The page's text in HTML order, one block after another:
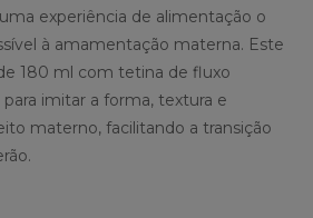
experiência de alimentação o
à amamentação materna. Este
180 ml com tetina de fluxo
imitar a forma, textura e
materno, facilitando a transição